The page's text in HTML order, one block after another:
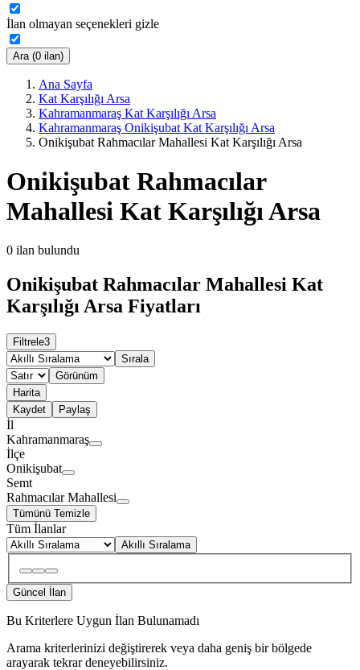
İlan olmayan seçenekleri gizle
Ara (0 ilan)
Ana Sayfa
Kat Karşılığı Arsa
Kahramanmaraş Kat Karşılığı Arsa
Kahramanmaraş Onikişubat Kat Karşılığı Arsa
Onikişubat Rahmacılar Mahallesi Kat Karşılığı Arsa
Onikişubat Rahmacılar
Mahallesi Kat Karşılığı Arsa
0 ilan bulundu
Onikişubat Rahmacılar Mahallesi Kat
Karşılığı Arsa Fiyatları
Filtrele3
Sırala
Görünüm
Harita
Kaydet
Paylaş
İl
Kahramanmaraş
İlçe
Onikişubat
Semt
Rahmacılar Mahallesi
Tümünü Temizle
Tüm İlanlar
Akıllı Sıralama
Güncel İlan
Bu Kriterlere Uygun İlan Bulunamadı
Arama kriterlerinizi değiştirerek veya daha geniş bir bölgede
arayarak tekrar deneyebilirsiniz.